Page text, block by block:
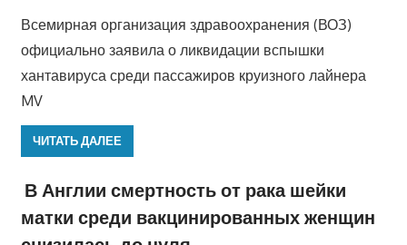
Всемирная организация здравоохранения (ВОЗ)
официально заявила о ликвидации вспышки
хантавируса среди пассажиров круизного лайнера
MV
ЧИТАТЬ ДАЛЕЕ
В Англии смертность от рака шейки
матки среди вакцинированных женщин